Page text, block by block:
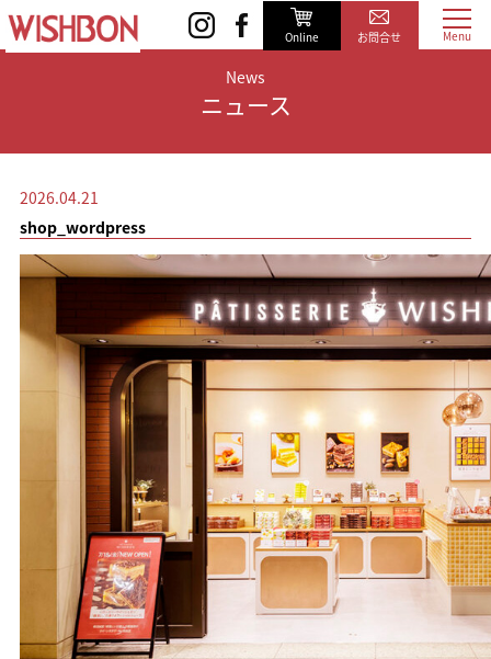
Online お問合せ
News
ニュース
2026.04.21
shop_wordpress